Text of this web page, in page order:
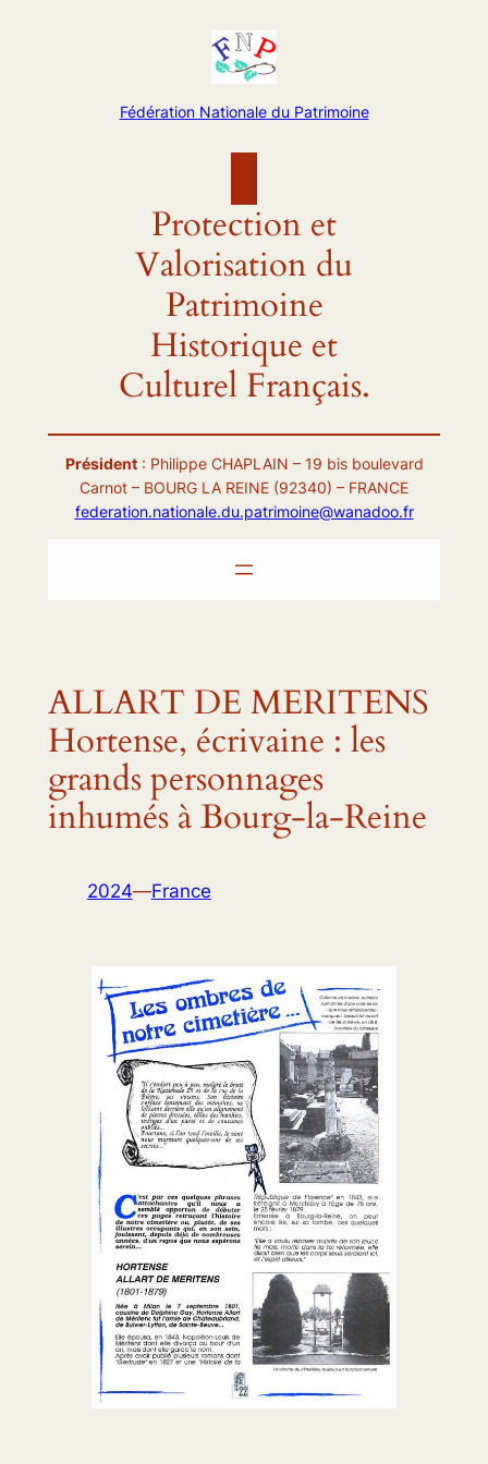
Fédération Nationale du Patrimoine
Protection et
Valorisation du
Patrimoine
Historique et
Culturel Français.
Président: Philippe CHAPLAIN – 19 bis boulevard
Carnot – BOURG LA REINE (92340) – FRANCE
federation.nationale.du.patrimoine@wanadoo.fr
ALLART DE MERITENS
Hortense, écrivaine : les
grands personnages
inhumés à Bourg-la-Reine
2024—France